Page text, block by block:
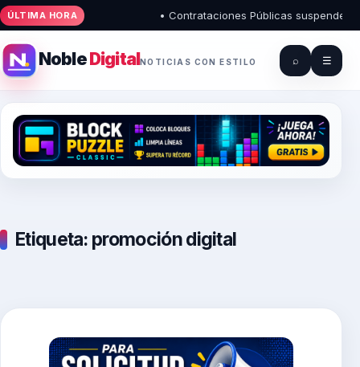
ÚLTIMA HORA • Contrataciones Públicas suspende
NobleDigitalNOTICIAS CON ESTILO ⌕ ☰
Etiqueta: promoción digital